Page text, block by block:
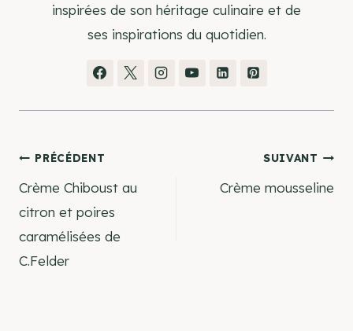
inspirées de son héritage culinaire et de
ses inspirations du quotidien.
Navigation
de
l’article
PRÉCÉDENT
Crème Chiboust au
citron et poires
caramélisées de
C.Felder
SUIVANT
Crème mousseline